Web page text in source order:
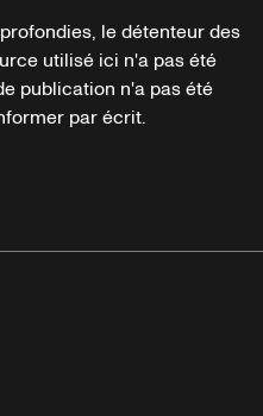
le détenteur des
utilisé ici n'a pas été
publication n'a pas été
par écrit.